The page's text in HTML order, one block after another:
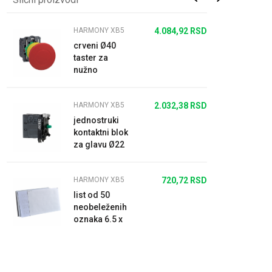
HARMONY XB5
crveni Ø40
taster za
nužno
otpuštanje
zakretanjem
2N...
4.084,92 RSD
HARMONY XB5
jednostruki
kontaktni blok
za glavu Ø22
2.032,38 RSD
HARMONY XB5
list od 50
neobeleženih
oznaka 6.5 x
720,72 RSD